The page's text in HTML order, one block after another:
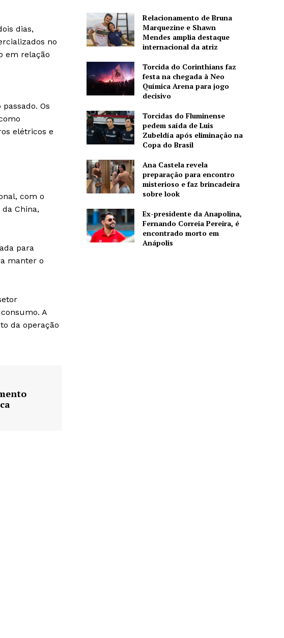
dias,
no
em relação
Os
elétricos e
com o
China,
para
manter o
A
da operação
Relacionamento de Bruna
Marquezine e Shawn
Mendes amplia destaque
internacional da atriz
Torcida do Corinthians faz
festa na chegada à Neo
Química Arena para jogo
decisivo
Torcidas do Fluminense
pedem saída de Luis
Zubeldía após eliminação na
Copa do Brasil
Ana Castela revela
preparação para encontro
misterioso e faz brincadeira
sobre look
Ex-presidente da Anapolina,
Fernando Correia Pereira, é
encontrado morto em
Anápolis